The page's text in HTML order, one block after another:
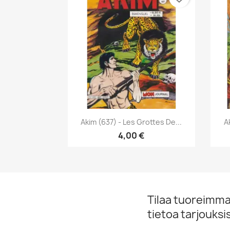
Pikakatselu
Akim (637) - Les Grottes De...
4,00 €
Tilaa
tietoa